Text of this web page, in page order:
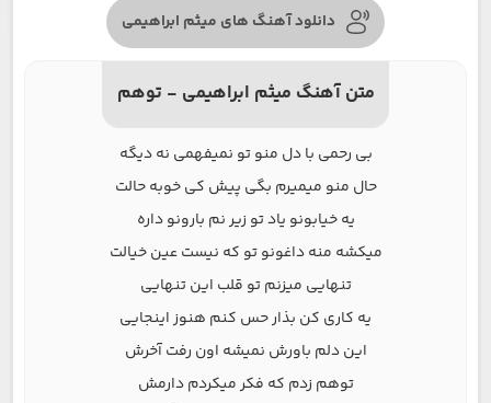
دانلود آهنگ های میثم ابراهیمی
متن آهنگ میثم ابراهیمی - توهم
بی رحمی با دل منو تو نمیفهمی نه دیگه
حال منو میمیرم بگی پیش کی خوبه حالت
یه خیابونو یاد تو زیر نم بارونو داره
میکشه منه داغونو تو که نیست عین خیالت
تنهایی میزنم تو قلب این تنهایی
یه کاری کن بذار حس کنم هنوز اینجایی
این دلم باورش نمیشه اون رفت آخرش
توهم زدم که فکر میکردم دارمش